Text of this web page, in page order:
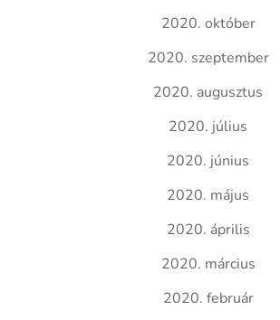
2020. október
2020. szeptember
2020. augusztus
2020. július
2020. június
2020. május
2020. április
2020. március
2020. február